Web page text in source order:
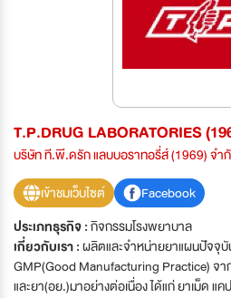
T.P.DRUG LABORATORIES
บริษัท ที.พี.ดรัก แลบบอราทอรี่ส์ (1969) จำ
เข้าชมเว็บไซต์
Facebook
ประเภทธุรกิจ :กิจกรรมโรงพยาบาล
เกี่ยวกับเรา :ผลิตและจำหน่ายยาแผนปัจจุ
GMP(Good Manufacturing Practice) จ
และยา(อย.)มาอย่างต่อเนื่อง ได้แก่ ยาเม็ด แ